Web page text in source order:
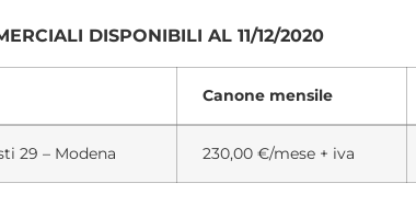
DISPONIBILI AL 11/12/2020
Canone mensile
29 – Modena 230,00 €/mese + iva